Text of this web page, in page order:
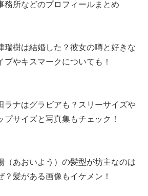
、初見におすすめの見方
役の代表作」→「近年のドラマ」
かりやすいです。まず「わろてんか」
な表現を味わう。
ッスル」や「無垢なる証人」といっ
と、
務所などのプロフィールまとめ
瑞樹は結婚した？彼女の噂と好きな
プやキスマークについても！
ラナはグラビアも？スリーサイズや
プサイズと写真集もチェック！
（あおいよう）の髪型が坊主なのは
？髪がある画像もイケメン！